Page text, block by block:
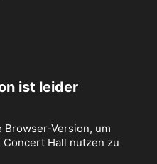
ist leider
Version, um
Hall nutzen zu